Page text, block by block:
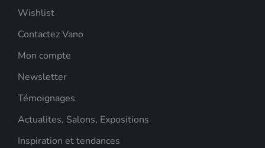
Wishlist
Contactez Vano
Mon compte
Newsletter
Témoignages
Actualites, Salons, Expositions
Inspiration et tendances